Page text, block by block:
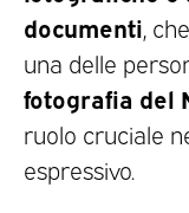
documenti ,
una delle
fotografia del
ruolo cruciale
espressivo.